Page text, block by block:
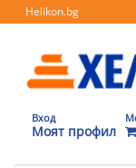
Helikon.bg
Вход
Моят профил